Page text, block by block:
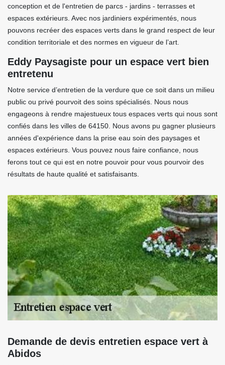
conception et de l'entretien de parcs - jardins - terrasses et
espaces extérieurs. Avec nos jardiniers expérimentés, nous
pouvons recréer des espaces verts dans le grand respect de leur
condition territoriale et des normes en vigueur de l’art.
Eddy Paysagiste pour un espace vert bien
entretenu
Notre service d’entretien de la verdure que ce soit dans un milieu
public ou privé pourvoit des soins spécialisés. Nous nous
engageons à rendre majestueux tous espaces verts qui nous sont
confiés dans les villes de 64150. Nous avons pu gagner plusieurs
années d'expérience dans la prise eau soin des paysages et
espaces extérieurs. Vous pouvez nous faire confiance, nous
ferons tout ce qui est en notre pouvoir pour vous pourvoir des
résultats de haute qualité et satisfaisants.
Demande de devis entretien espace vert à
Abidos